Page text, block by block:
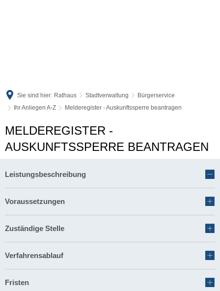
Sie sind hier: Rathaus Stadtverwaltung
Bürgerservice
Ihr Anliegen A-Z
Melderegister - Auskunftssperre beantragen
MELDEREGISTER -
AUSKUNFTSSPERRE BEANTRAGEN
Leistungsbeschreibung
Voraussetzungen
Zuständige Stelle
Verfahrensablauf
Fristen